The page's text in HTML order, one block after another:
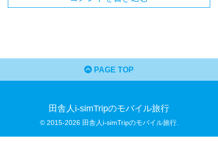
PAGE TOP
田舎人i-simTripのモバイル旅行
© 2015-2026 田舎人i-simTripのモバイル旅行.